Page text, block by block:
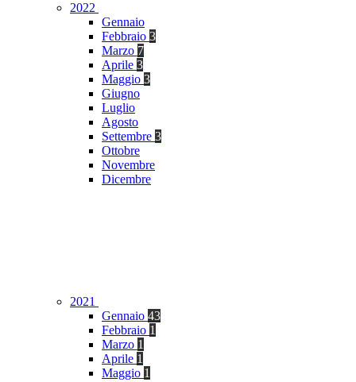
2022
Gennaio
Febbraio 3
Marzo 7
Aprile 3
Maggio 3
Giugno
Luglio
Agosto
Settembre 3
Ottobre
Novembre
Dicembre
2021
Gennaio 43
Febbraio 1
Marzo 1
Aprile 1
Maggio 1